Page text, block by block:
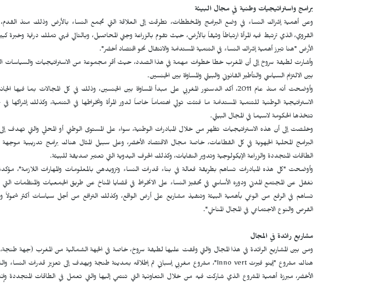
برامج واستراتيجيات وطنية في مجال البيئة
وعن أهمية إشراك النساء في وضع البرامج والمخططات، تطرقت إلى العلاقة التي تجمع النساء بالأرض وذلك منذ
القروي، الذي ترتبط فيه المرأة ارتباطاً وثيقاً بالأرض، حيث تقوم بالزراعة وجني المحاصيل، وبالتالي فهي تملك دراية وخبرة
الأرض "هنا تبرز أهمية إشراك النساء في التنمية المستدامة والانتقال نحو اقتصاد أخضر".
وأشارت لطيفة سروخ إلى أن المغرب خطا خطوات مهمة في هذا الصدد، حيث أقر مجموعة من الاستراتيجيات والسياسات
بين الالتزام السياسي والتأطير القانوني والبيئي والمساواة بين الجنسين.
وأوضحت أنه منذ عام 2011، أكد الدستور المغربي على مبدأ المساواة بين الجنسين، وذلك في كل المجالات بما فيها
الاستراتيجية الوطنية للتنمية المستدامة ما فتئت تولي اهتماماً خاصاً لدور المرأة وانخراطها في التنمية، وكذلك إشراكها
تتخذها الحكومة لاسيما في المجال البيئي.
وخلصت إلى أن هذه الاستراتيجيات تظهر من خلال المبادرات الوطنية، سواء على المستوى الوطني أو المحلي والتي تهدف إلى
البرامج المحلية الجهوية في كل القطاعات، خاصة مجال الاقتصاد الأخضر، وعلى سبيل المثال هناك برامج تدريبية
الطاقات المتجددة والزراعة الإيكولوجية وتدوير النفايات، وكذلك الحرف اليدوية التي تعتبر صديقة للبيئة.
وأوضحت "كل هذه المبادرات تساهم بطريقة فعالة في بناء قدرات النساء وتزويدهن بالمعلومات والمهارات اللازمة"،
نغفل عن المجتمع المدني ودوره الأساسي في تحفيز النساء على الانخراط في قضايا المناخ عن طريق الجمعيات والمنظمات التي
تساهم في الرفع من الوعي بأهمية البيئة وتنفيذ مشاريع على أرض الواقع، وكذلك الترافع من أجل سياسات أكثر شمولاً
الفرص والنوع الاجتماعي في المجال المناخي".
مشاريع رائدة في المجال
ومن بين المشاريع الرائدة في هذا المجال والتي وقفت عليها لطيفة سروخ، خاصة في الجهة الشمالية من المغرب (جهة
هناك مشروع "إينو فيرتInno vert"، مشروع مغربي إسباني تم إطلاقه بمدينة طنجة ويهدف إلى تعزيز قدرات النساء
الأخضر، مبرزة أهمية المشروع الذي شاركت فيه من خلال التعاونية التي تنتمي إليها والتي تعمل في الطاقات المتجددة